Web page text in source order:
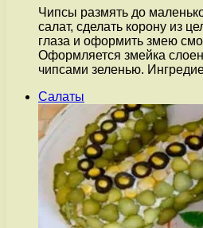
Чипсы размять до
салат, сделать корону из
глаза и оформить змею
Оформляется змейка
чипсами зеленью.
Салаты